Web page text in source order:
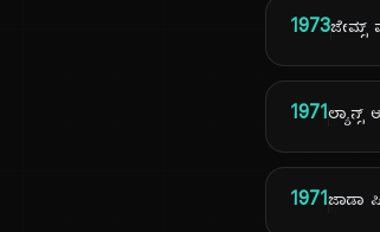
1973ಜೇಮ್ಸ್
1971ಲ್ಯಾನ್ಸ್
1971ಜಾಡಾ